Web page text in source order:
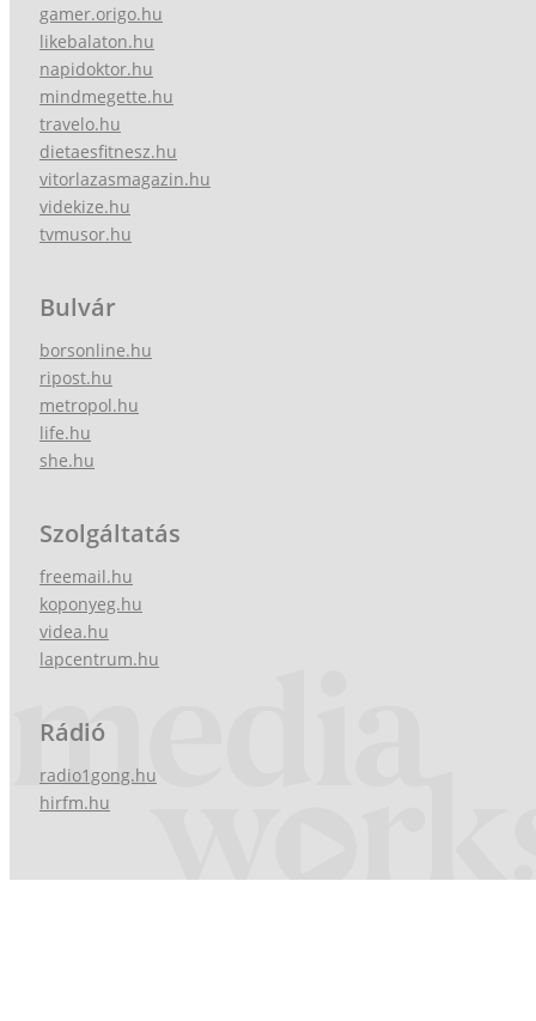
gamer.origo.hu
likebalaton.hu
napidoktor.hu
mindmegette.hu
travelo.hu
dietaesfitnesz.hu
vitorlazasmagazin.hu
videkize.hu
tvmusor.hu
Bulvár
borsonline.hu
ripost.hu
metropol.hu
life.hu
she.hu
Szolgáltatás
freemail.hu
koponyeg.hu
videa.hu
lapcentrum.hu
Rádió
radio1gong.hu
hirfm.hu